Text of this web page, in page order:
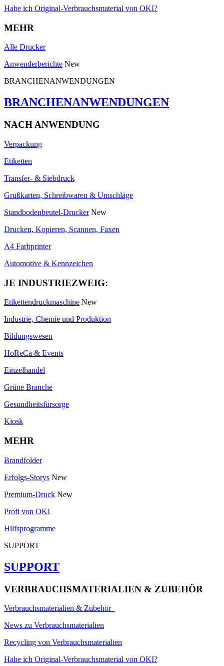
Habe ich Original-Verbrauchsmaterial von OKI?
MEHR
Alle Drucker
Anwenderberichte New
BRANCHENANWENDUNGEN
BRANCHENANWENDUNGEN
NACH ANWENDUNG
Verpackung
Etiketten
Transfer- & Siebdruck
Grußkarten, Schreibwaren & Umschläge
Standbodenbeutel-Drucker New
Drucken, Kopieren, Scannen, Faxen
A4 Farbprinter
Automotive & Kennzeichen
JE INDUSTRIEZWEIG:
Etikettendruckmaschine New
Industrie, Chemie und Produktion
Bildungswesen
HoReCa & Events
Einzelhandel
Grüne Branche
Gesundheitsfürsorge
Kiosk
MEHR
Brandfolder
Erfolgs-Storys New
Premium-Druck New
Profi von OKI
Hilfsprogramme
SUPPORT
SUPPORT
VERBRAUCHSMATERIALIEN & ZUBEHÖR
Verbrauchsmaterialien & Zubehör
News zu Verbrauchsmaterialien
Recycling von Verbrauchsmaterialien
Habe ich Original-Verbrauchsmaterial von OKI?